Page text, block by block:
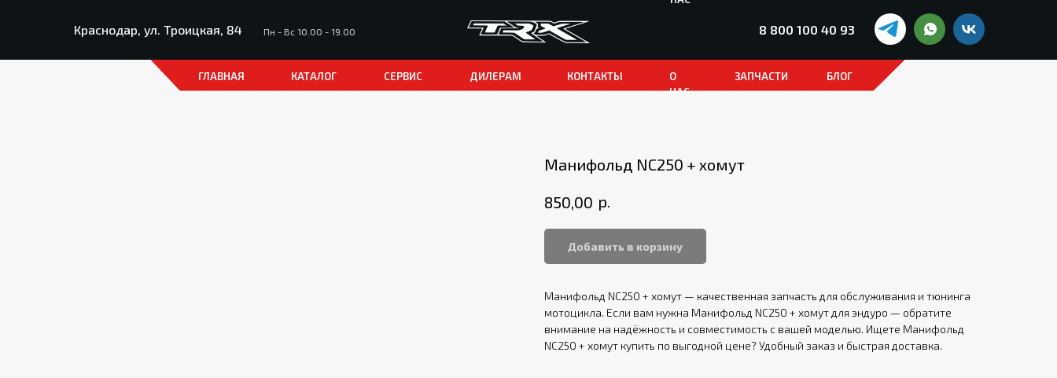
ГЛАВНАЯ КАТАЛОГ ДИЛЕРАМ КОНТАКТЫ
О
НАС
ЗАПЧАСТИ БЛОГ
СЕРВИС
Пн - Вс 10.00 - 19.00
Краснодар, ул. Троицкая, 84 8 800 100 40 93
Манифольд NC250 + хомут
850,00 р.
Добавить в корзину
Манифольд NC250 + хомут — качественная запчасть для обслуживания и тюнинга
мотоцикла. Если вам нужна Манифольд NC250 + хомут для эндуро — обратите
внимание на надёжность и совместимость с вашей моделью. Ищете Манифольд
NC250 + хомут купить по выгодной цене? Удобный заказ и быстрая доставка.